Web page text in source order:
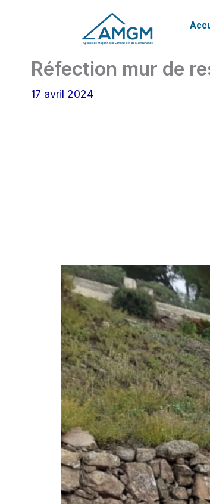
Réfection mur de
17 avril 2024